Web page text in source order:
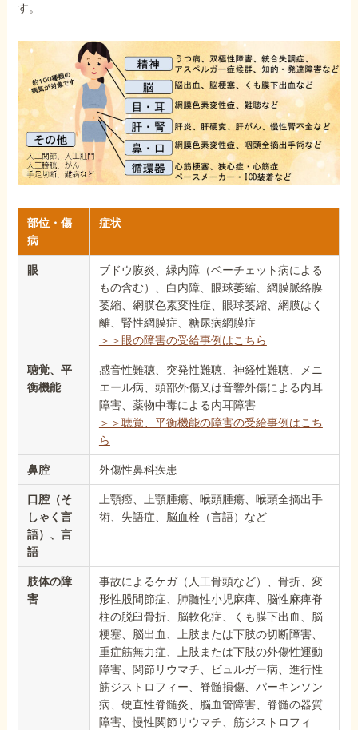
す。
部位・傷
病
症状
眼
ブドウ膜炎、緑内障（ベーチェット病による
もの含む）、白内障、眼球萎縮、網膜脈絡膜
萎縮、網膜色素変性症、眼球萎縮、網膜はく
離、腎性網膜症、糖尿病網膜症
＞＞眼の障害の受給事例はこちら
聴覚、平
衡機能
感音性難聴、突発性難聴、神経性難聴、メニ
エール病、頭部外傷又は音響外傷による内耳
障害、薬物中毒による内耳障害
＞＞聴覚、平衡機能の障害の受給事例はこち
ら
鼻腔 外傷性鼻科疾患
口腔（そ
しゃく言
語）、言
語
上顎癌、上顎腫瘍、喉頭腫瘍、喉頭全摘出手
術、失語症、脳血栓（言語）など
肢体の障
害
事故によるケガ（人工骨頭など）、骨折、変
形性股間節症、肺髄性小児麻痺、脳性麻痺脊
柱の脱臼骨折、脳軟化症、くも膜下出血、脳
梗塞、脳出血、上肢または下肢の切断障害、
重症筋無力症、上肢または下肢の外傷性運動
障害、関節リウマチ、ビュルガー病、進行性
筋ジストロフィー、脊髄損傷、パーキンソン
病、硬直性脊髄炎、脳血管障害、脊髄の器質
障害、慢性関節リウマチ、筋ジストロフィ